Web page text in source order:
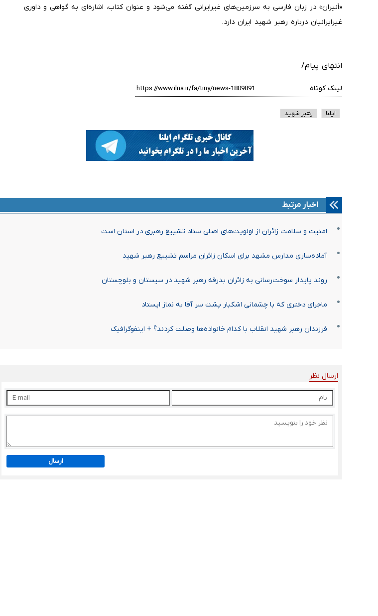
«اَنیران» در زبان فارسی به سرزمین‌های غیرایرانی گفته می‌شود و عنوان کتاب، اشاره‌ای به گواهی و داوری
غیرایرانیان درباره رهبر شهید ایران دارد.
انتهای پیام/
لینک کوتاه
ایلنا رهبر شهید
اخبار مرتبط
امنیت و سلامت زائران از اولویت‌های اصلی ستاد تشییع رهبری در استان است
آماده‌سازی مدارس مشهد برای اسکان زائران مراسم تشییع رهبر شهید
روند پایدار سوخت‌رسانی به زائران بدرقه رهبر شهید در سیستان و بلوچستان
ماجرای دختری که با چشمانی اشکبار پشت سر آقا به نماز ایستاد
فرزندان رهبر شهید انقلاب با کدام خانواده‌ها وصلت کردند؟ + اینفوگرافیک
ارسال نظر
ارسال